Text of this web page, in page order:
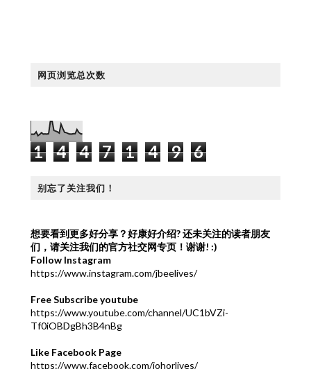
网页浏览总次数
1 4 4 7 1 4 9 6
别忘了关注我们！
想要看到更多好分享？好康好介绍?还未关注的读者朋友
们，请关注我们的官方社交网专页！谢谢! :)
Follow Instagram
https://www.instagram.com/jbeelives/
Free Subscribe youtube
https://www.youtube.com/channel/UC1bVZi-
Tf0iOBDgBh3B4nBg
Like Facebook Page
https://www.facebook.com/johorlives/